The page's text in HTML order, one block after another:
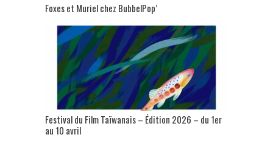
Foxes et Muriel chez BubbelPop’
Festival du Film Taïwanais – Édition 2026 – du 1er
au 10 avril